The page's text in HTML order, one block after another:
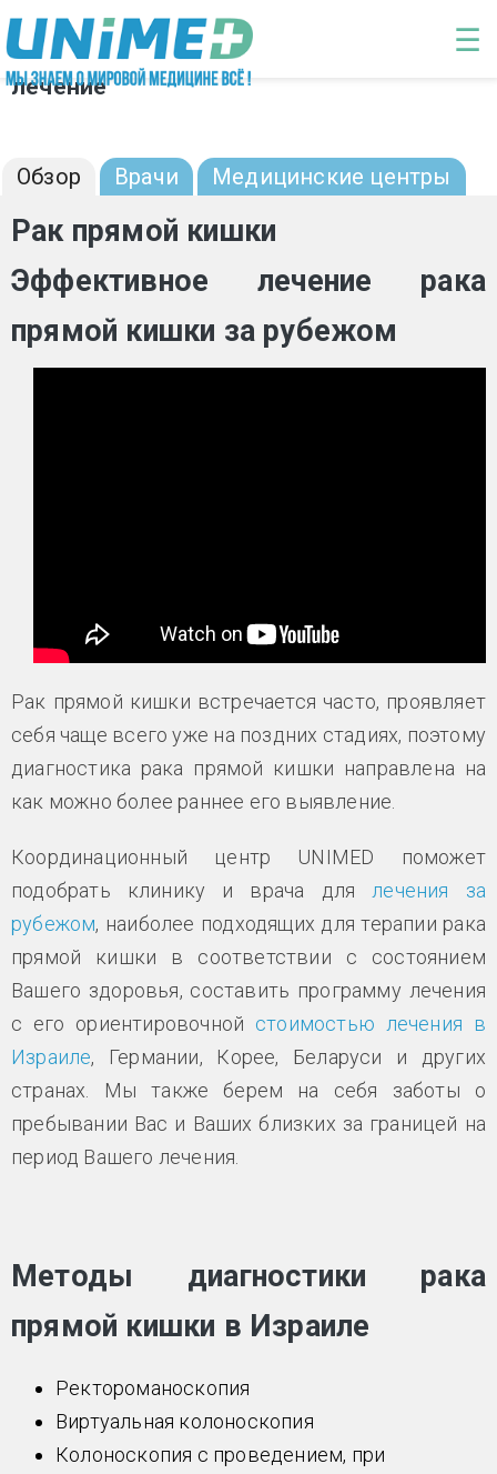
Перейти к основному содержанию
☰
Рак прямой кишки: диагностика и
лечение
Обзор Врачи Медицинские центры
Рак прямой кишки
Эффективное лечение рака
прямой кишки за рубежом
Рак прямой кишки встречается часто, проявляет
себя чаще всего уже на поздних стадиях, поэтому
диагностика рака прямой кишки направлена на
как можно более раннее его выявление.
Координационный центр UNIMED поможет
подобрать клинику и врача для лечения за
рубежом, наиболее подходящих для терапии рака
прямой кишки в соответствии с состоянием
Вашего здоровья, составить программу лечения
с его ориентировочной стоимостью лечения в
Израиле, Германии, Корее, Беларуси и других
странах. Мы также берем на себя заботы о
пребывании Вас и Ваших близких за границей на
период Вашего лечения.
Методы диагностики рака
прямой кишки в Израиле
Ректороманоскопия
Виртуальная колоноскопия
Колоноскопия с проведением, при